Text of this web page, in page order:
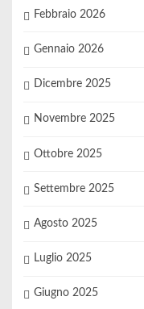
Febbraio 2026
Gennaio 2026
Dicembre 2025
Novembre 2025
Ottobre 2025
Settembre 2025
Agosto 2025
Luglio 2025
Giugno 2025